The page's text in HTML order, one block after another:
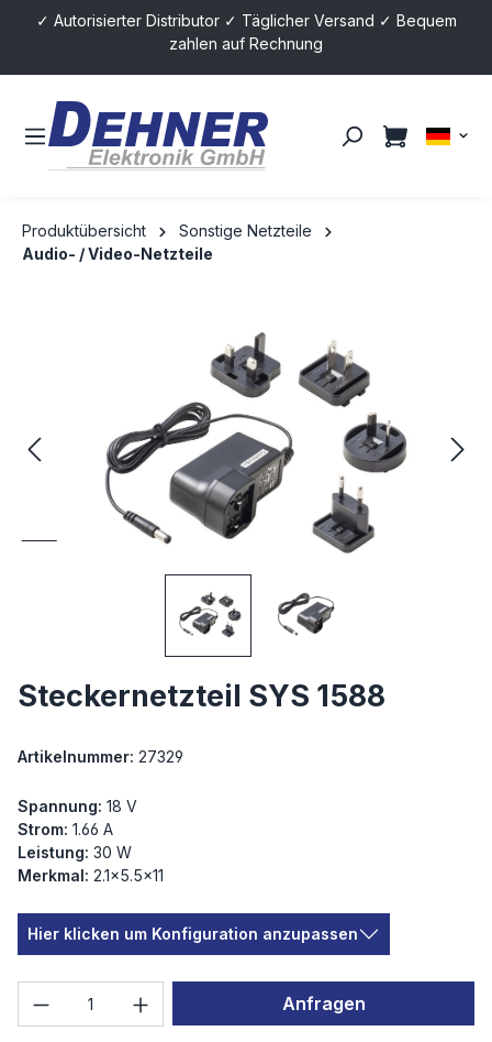
springen
✓ Autorisierter Distributor ✓ Täglicher Versand ✓ Bequem
zahlen auf Rechnung
Produktübersicht
Sonstige Netzteile
Audio- / Video-Netzteile
Steckernetzteil SYS 1588
Artikelnummer: 27329
Spannung: 18 V
Strom: 1.66 A
Leistung: 30 W
Merkmal: 2.1×5.5×11
Hier klicken um Konfiguration anzupassen
Produkt Anzahl: Gib den gewünschten
Anfragen